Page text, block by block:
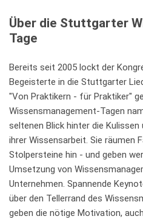
Über die Stuttgarter
Tage
Bereits seit 2005 lockt der
Begeisterte in die Stuttgarter
"Von Praktikern - für Praktiker"
Wissensmanagement-Tagen
seltenen Blick hinter die
ihrer Wissensarbeit. Sie räumen
Stolpersteine hin - und geben
Umsetzung von
Unternehmen. Spannende
über den Tellerrand des
geben die nötige Motivation,